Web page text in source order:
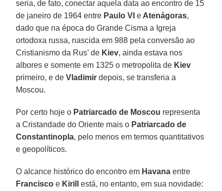
seria, de fato, conectar aquela data ao encontro de 15
de janeiro de 1964 entre Paulo VIe Atenágoras,
dado que na época do Grande Cisma a Igreja
ortodoxa russa, nascida em 988 pela conversão ao
Cristianismo da Rus’ de Kiev, ainda estava nos
albores e somente em 1325 o metropolita de Kiev
primeiro, e deVladimir depois, se transferia a
Moscou.
Por certo hoje o Patriarcado de Moscou representa
a Cristandade do Oriente mais o Patriarcado de
Constantinopla, pelo menos em termos quantitativos
e geopolíticos.
O alcance histórico do encontro em Havana entre
Francisco e Kirill
está, no entanto, em sua novidade: